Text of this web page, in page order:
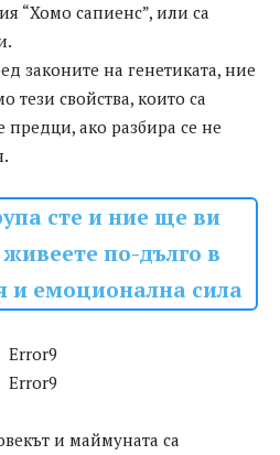
“Хомо сапиенс”, или са
законите на генетиката, ние
свойства, които са
ако разбира се не
сте и ние ще ви
по-дълго в
и емоционална сила
Error9
Error9
и маймуната са